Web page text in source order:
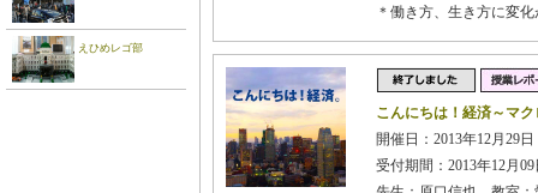
えひめレゴ部
＊働き方、生き方に変
こんにちは！経済～マ
開催日：2013年12月29
受付期間：2013年12月